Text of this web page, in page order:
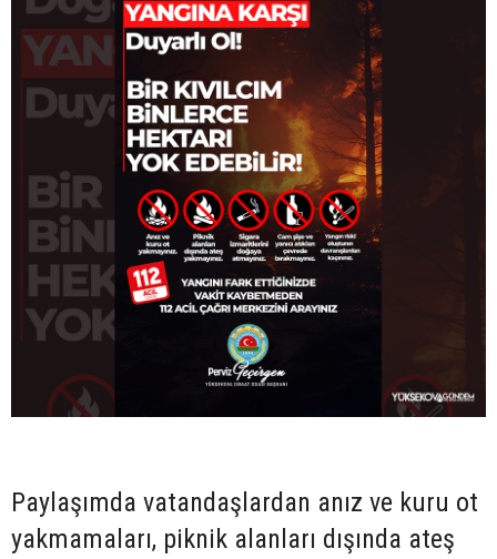
Paylaşımda vatandaşlardan anız ve kuru ot
yakmamaları, piknik alanları dışında ateş